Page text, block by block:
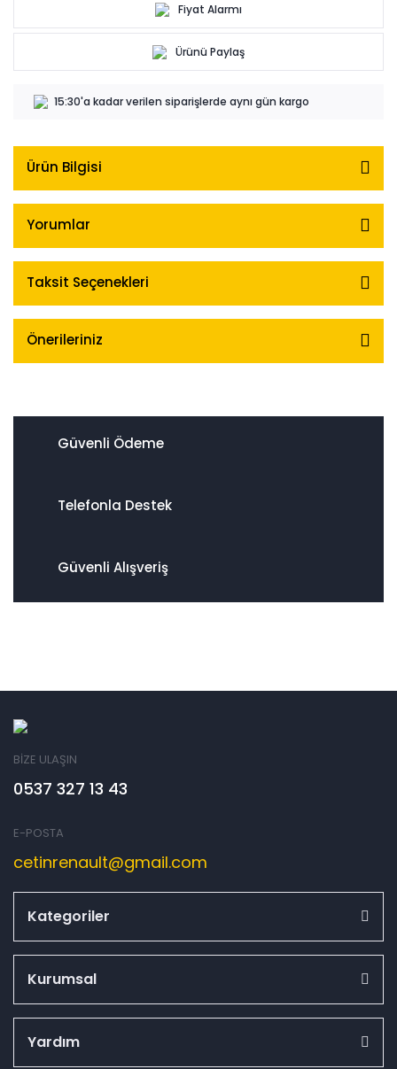
Fiyat Alarmı
Ürünü Paylaş
15:30'a kadar verilen siparişlerde aynı gün kargo
Ürün Bilgisi
Yorumlar
Taksit Seçenekleri
Önerileriniz
Güvenli Ödeme
Telefonla Destek
Güvenli Alışveriş
BİZE ULAŞIN
0537 327 13 43
E-POSTA
cetinrenault@gmail.com
Kategoriler
Kurumsal
Yardım